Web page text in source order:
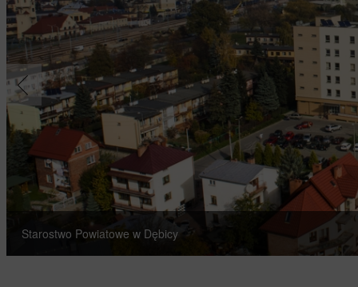
Starostwo Powiatowe w Dębicy